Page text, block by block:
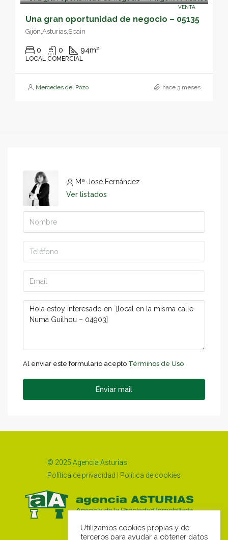
VENTA
Una gran oportunidad de negocio – 05135
Gijón,Asturias,Spain
0 0 94m²
LOCAL COMERCIAL
Mercedes del Pozo hace 3 meses
Mª José Fernández
Ver listados
Al enviar este formulario acepto Términos de Uso
Enviar mail
© 2025 Agencia Asturias
Política de privacidad
Política de cookies
Utilizamos cookies propias y de
terceros para ayudar a obtener datos